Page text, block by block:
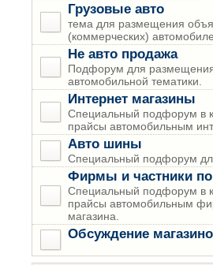
Грузовые авто
тема для размещения
(коммерческих)
Не авто продажа
Подфорум для
автомобильной тематики.
Интернет магазины
Специальный подфорум в
прайсы автомобильным
Авто шины
Специальный подфорум
Фирмы и частники по
Специальный подфорум в
прайсы автомобильным
магазина.
Обсуждение